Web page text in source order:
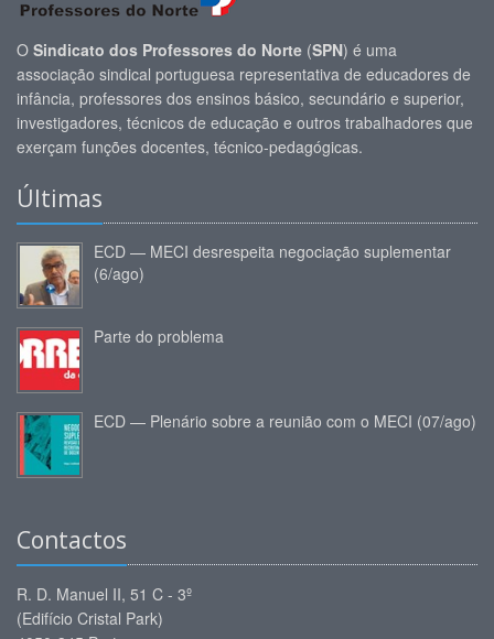
O Sindicato dos Professores do Norte (SPN) é uma
associação sindical portuguesa representativa de educadores de
infância, professores dos ensinos básico, secundário e superior,
investigadores, técnicos de educação e outros trabalhadores que
exerçam funções docentes, técnico-pedagógicas.
Últimas
ECD — MECI desrespeita negociação suplementar
(6/ago)
Parte do problema
ECD — Plenário sobre a reunião com o MECI (07/ago)
Contactos
R. D. Manuel II, 51 C - 3º
(Edifício Cristal Park)